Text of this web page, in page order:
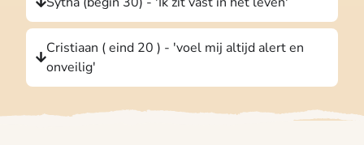
Cristiaan ( eind 20 ) - 'voel mij altijd alert en
onveilig'